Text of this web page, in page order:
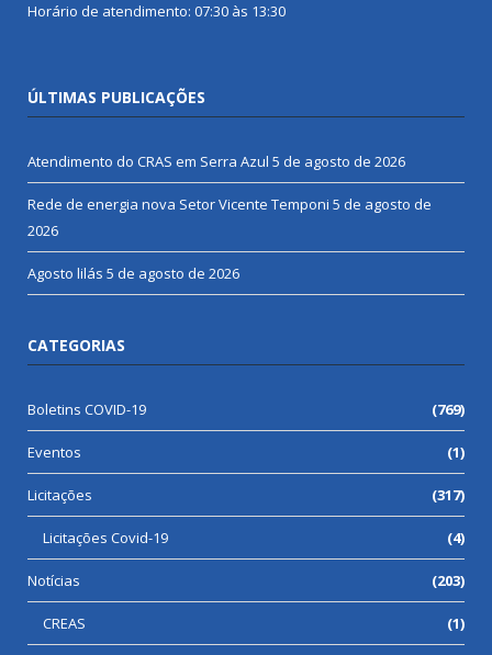
Horário de atendimento: 07:30 às 13:30
ÚLTIMAS PUBLICAÇÕES
Atendimento do CRAS em Serra Azul 5 de agosto de 2026
Rede de energia nova Setor Vicente Temponi 5 de agosto de
2026
Agosto lilás 5 de agosto de 2026
CATEGORIAS
Boletins COVID-19 (769)
Eventos (1)
Licitações (317)
Licitações Covid-19 (4)
Notícias (203)
CREAS (1)